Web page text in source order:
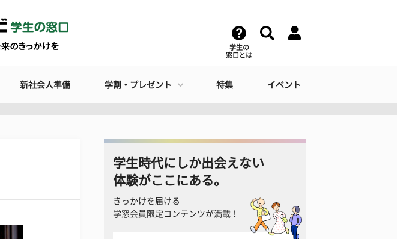
学生の
窓口とは
新社会人準備 学割・プレゼント 特集 イベント
学生時代にしか出会えない
体験がここにある。
きっかけを届ける
学窓会員限定コンテンツが満載！